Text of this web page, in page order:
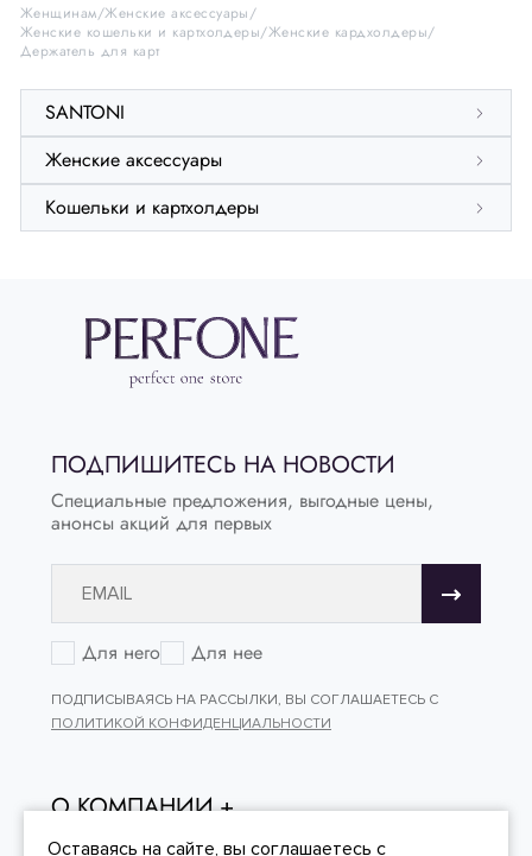
Женщинам Женские аксессуары
Женские кошельки и картхолдеры Женские кардхолдеры
Держатель для карт
SANTONI
Женские аксессуары
Кошельки и картхолдеры
ПОДПИШИТЕСЬ НА НОВОСТИ
Специальные предложения, выгодные цены,
анонсы акций для первых
Для него Для нее
ПОДПИСЫВАЯСЬ НА РАССЫЛКИ, ВЫ СОГЛАШАЕТЕСЬ С
ПОЛИТИКОЙ КОНФИДЕНЦИАЛЬНОСТИ
О КОМПАНИИ
Оставаясь на сайте, вы соглашаетесь с